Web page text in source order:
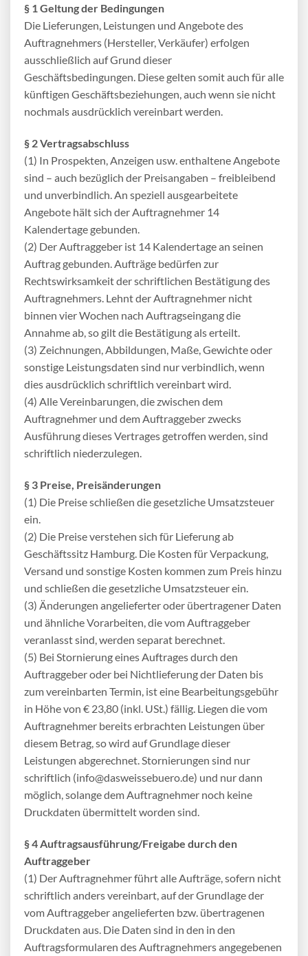
§ 1 Geltung der Bedingungen
Die Lieferungen, Leistungen und Angebote des
Auftragnehmers (Hersteller, Verkäufer) erfolgen
ausschließlich auf Grund dieser
Geschäftsbedingungen. Diese gelten somit auch für alle
künftigen Geschäftsbeziehungen, auch wenn sie nicht
nochmals ausdrücklich vereinbart werden.
§ 2 Vertragsabschluss
(1) In Prospekten, Anzeigen usw. enthaltene Angebote
sind – auch bezüglich der Preisangaben – freibleibend
und unverbindlich. An speziell ausgearbeitete
Angebote hält sich der Auftragnehmer 14
Kalendertage gebunden.
(2) Der Auftraggeber ist 14 Kalendertage an seinen
Auftrag gebunden. Aufträge bedürfen zur
Rechtswirksamkeit der schriftlichen Bestätigung des
Auftragnehmers. Lehnt der Auftragnehmer nicht
binnen vier Wochen nach Auftragseingang die
Annahme ab, so gilt die Bestätigung als erteilt.
(3) Zeichnungen, Abbildungen, Maße, Gewichte oder
sonstige Leistungsdaten sind nur verbindlich, wenn
dies ausdrücklich schriftlich vereinbart wird.
(4) Alle Vereinbarungen, die zwischen dem
Auftragnehmer und dem Auftraggeber zwecks
Ausführung dieses Vertrages getroffen werden, sind
schriftlich niederzulegen.
§ 3 Preise, Preisänderungen
(1) Die Preise schließen die gesetzliche Umsatzsteuer
ein.
(2) Die Preise verstehen sich für Lieferung ab
Geschäftssitz Hamburg. Die Kosten für Verpackung,
Versand und sonstige Kosten kommen zum Preis hinzu
und schließen die gesetzliche Umsatzsteuer ein.
(3) Änderungen angelieferter oder übertragener Daten
und ähnliche Vorarbeiten, die vom Auftraggeber
veranlasst sind, werden separat berechnet.
(5) Bei Stornierung eines Auftrages durch den
Auftraggeber oder bei Nichtlieferung der Daten bis
zum vereinbarten Termin, ist eine Bearbeitungsgebühr
in Höhe von € 23,80 (inkl. USt.) fällig. Liegen die vom
Auftragnehmer bereits erbrachten Leistungen über
diesem Betrag, so wird auf Grundlage dieser
Leistungen abgerechnet. Stornierungen sind nur
schriftlich (info@dasweissebuero.de) und nur dann
möglich, solange dem Auftragnehmer noch keine
Druckdaten übermittelt worden sind.
§ 4 Auftragsausführung/Freigabe durch den
Auftraggeber
(1) Der Auftragnehmer führt alle Aufträge, sofern nicht
schriftlich anders vereinbart, auf der Grundlage der
vom Auftraggeber angelieferten bzw. übertragenen
Druckdaten aus. Die Daten sind in den in den
Auftragsformularen des Auftragnehmers angegebenen